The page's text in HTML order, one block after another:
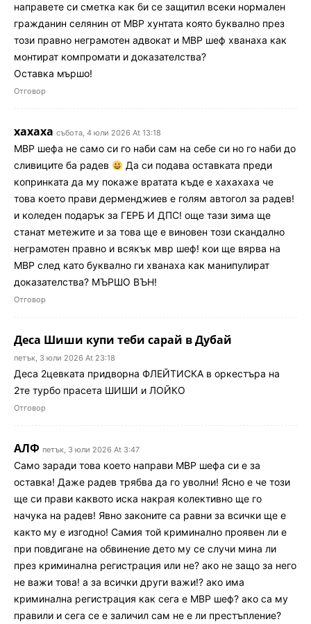
направете си сметка как би се защитил всеки нормален
гражданин селянин от МВР хунтата която буквално през
този правно неграмотен адвокат и МВР шеф хванаха как
монтират компромати и доказателства?
Оставка мършо!
Отговор
хахаха събота, 4 юли 2026 At 13:18
МВР шефа не само си го наби сам на себе си но го наби до
сливиците ба радев
Да си подава оставката преди
копринката да му покаже вратата къде е хахахаха че
това което прави дерменджиев е голям автогол за радев!
и коледен подарък за ГЕРБ И ДПС! още тази зима ще
станат метежите и за това ще е виновен този скандално
неграмотен правно и всякък мвр шеф! кои ще вярва на
МВР след като буквално ги хванаха как манипулират
доказателства? МЪРШО ВЪН!
Отговор
Деса Шиши купи теби сарай в Дубай
петък, 3 юли 2026 At 23:18
Деса 2цевката придворна ФЛЕЙТИСКА в оркестъра на
2те турбо прасета ШИШИ и ЛОЙКО
Отговор
АЛФ петък, 3 юли 2026 At 3:47
Само заради това което направи МВР шефа си е за
оставка! Даже радев трябва да го уволни! Ясно е че този
ще си прави каквото иска накрая колективно ще го
начука на радев! Явно законите са равни за всички ще е
както му е изгодно! Самия той криминално проявен ли е
при повдигане на обвинение дето му се случи мина ли
през криминална регистрация или не? ако не защо за него
не важи това! а за всички други важи!? ако има
криминална регистрация как сега е МВР шеф? ако са му
правили и сега се е заличил сам не е ли престъпление?